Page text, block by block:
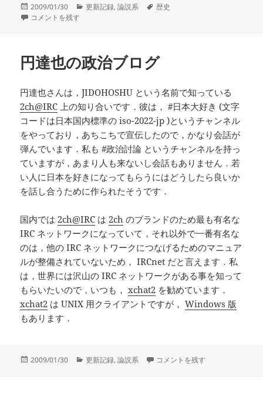
投
稿
2009/01/30
カ
更新記録,論説系
タ
歴史
反日ワクチン，F機関とインド に
コメントを残す
円達也の政治ブログ
円達也さんは，JIDOHOSHU という名前で知っている
2ch@IRC 上の知り合いです．彼は， #日本大好き (文字
コードは日本国内標準の iso-2022-jp )というチャンネル
をやっており，あちこちで宣伝したので，かなり会話が
弾んでいます．私も #政治討論 というチャンネルを持っ
ていますが，あまり人も来ないし会話もありません．若
い人に日本を好きになってもらうにはどうしたら良いか
を話し合うために作られたそうです．
国内では 2ch@IRC は 2ch のブランドのため最も有名な
IRC ネットワークになっていて，それ以外で一番有名な
のは，他の IRC ネットワークにつなげるためのマニュア
ルが整備されていないため， IRCnet だと言えます．私
は，世界には沢山の IRC ネットワークがある事を知って
もらいたいので，いつも，xchat2 を勧めています．
xchat2 は UNIX 用クライアントですが，Windows 版
もあります．
投
2009/01/30
カ
更新記録,論説系 円達也の政治ブログ に
コメントを残す